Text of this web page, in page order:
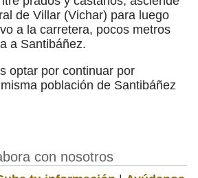
de Villar (Vichar) para luego
a la carretera, pocos metros
a Santibáñez.
optar por continuar por
población de Santibáñez
con nosotros